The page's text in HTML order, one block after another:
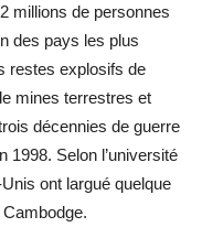
millions de personnes
des pays les plus
restes explosifs de
mines terrestres et
décennies de guerre
1998. Selon l’université
ont largué quelque